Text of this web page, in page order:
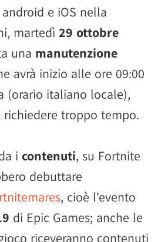
e iOS nella
martedì 29 ottobre
una manutenzione
avrà inizio alle ore 09:00
(orario italiano locale),
troppo tempo.
i contenuti, su Fortnite
debuttare
, cioè l'evento
di Epic Games; anche le
riceveranno contenuti